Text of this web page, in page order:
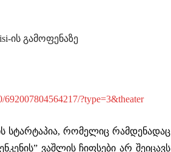
ის გამოფენაზე
?type=3&theater
სტარტაპია, რომელიც რამდენადაც
ვაშლის ჩიფსები არ შეიცავს